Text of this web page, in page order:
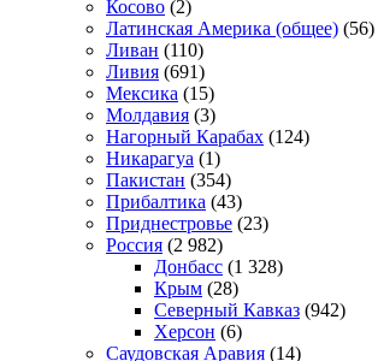
Косово (2)
Латинская Америка (общее) (56)
Ливан (110)
Ливия (691)
Мексика (15)
Молдавия (3)
Нагорный Карабах (124)
Никарагуа (1)
Пакистан (354)
Прибалтика (43)
Приднестровье (23)
Россия (2 982)
Донбасс (1 328)
Крым (28)
Северный Кавказ (942)
Херсон (6)
Саудовская Аравия (14)